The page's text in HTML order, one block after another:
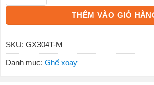
THÊM VÀO GIỎ
SKU: GX304T-M
Danh mục: Ghế xoay